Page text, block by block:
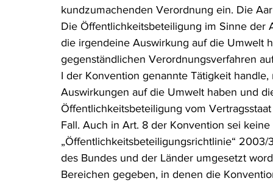
kundzumachenden Verordnung ein. Die
Die Öffentlichkeitsbeteiligung im Sinne der
die irgendeine Auswirkung auf die Umwelt
gegenständlichen Verordnungsverfahren
I der Konvention genannte Tätigkeit
Auswirkungen auf die Umwelt haben und
Öffentlichkeitsbeteiligung vom
Fall. Auch in Art. 8 der Konvention sei
„Öffentlichkeitsbeteiligungsrichtlinie“
des Bundes und der Länder umgesetzt
Bereichen gegeben, in denen die